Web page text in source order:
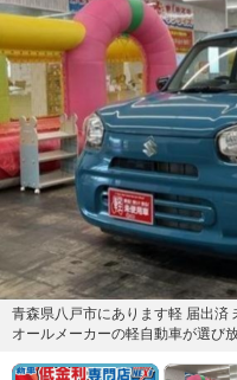
青森県八戸市にあります軽 届出済
オールメーカーの軽自動車が選び